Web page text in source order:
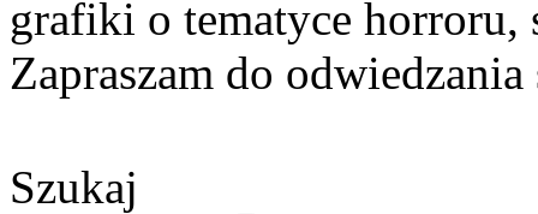
grafiki o tematyce horroru,
Zapraszam do
Szukaj